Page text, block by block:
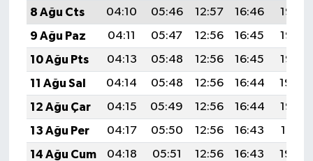
8 Ağu Cts
04:10 05:46 12:57 16:46
19:57
9 Ağu Paz
04:11 05:47 12:56 16:45
19:56
10 Ağu Pts
04:13 05:48 12:56 16:45
19:55
11 Ağu Sal
04:14 05:48 12:56 16:44
19:54
12 Ağu Çar
04:15 05:49 12:56 16:44
19:53
13 Ağu Per
04:17 05:50 12:56 16:43
19:51
14 Ağu Cum
04:18 05:51 12:56 16:43
19:50